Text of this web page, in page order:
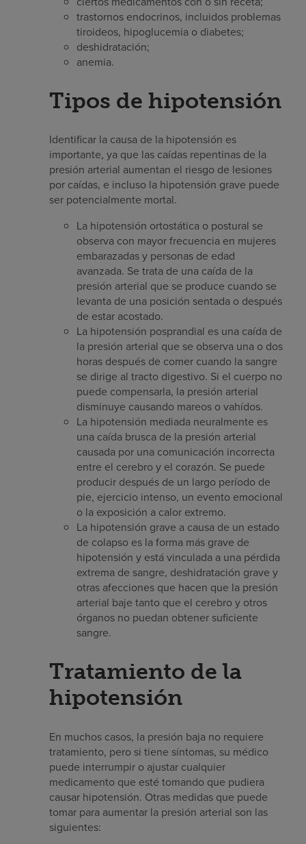
trastornos endocrinos, incluidos problemas
tiroideos, hipoglucemia o diabetes;
deshidratación;
anemia.
Tipos de hipotensión
Identificar la causa de la hipotensión es
importante, ya que las caídas repentinas de la
presión arterial aumentan el riesgo de lesiones
por caídas, e incluso la hipotensión grave puede
ser potencialmente mortal.
La hipotensión ortostática o postural se
observa con mayor frecuencia en mujeres
embarazadas y personas de edad
avanzada. Se trata de una caída de la
presión arterial que se produce cuando se
levanta de una posición sentada o después
de estar acostado.
La hipotensión posprandial es una caída de
la presión arterial que se observa una o dos
horas después de comer cuando la sangre
se dirige al tracto digestivo. Si el cuerpo no
puede compensarla, la presión arterial
disminuye causando mareos o vahídos.
La hipotensión mediada neuralmente es
una caída brusca de la presión arterial
causada por una comunicación incorrecta
entre el cerebro y el corazón. Se puede
producir después de un largo período de
pie, ejercicio intenso, un evento emocional
o la exposición a calor extremo.
La hipotensión grave a causa de un estado
de colapso es la forma más grave de
hipotensión y está vinculada a una pérdida
extrema de sangre, deshidratación grave y
otras afecciones que hacen que la presión
arterial baje tanto que el cerebro y otros
órganos no puedan obtener suficiente
sangre.
Tratamiento de la
hipotensión
En muchos casos, la presión baja no requiere
tratamiento, pero si tiene síntomas, su médico
puede interrumpir o ajustar cualquier
medicamento que esté tomando que pudiera
causar hipotensión. Otras medidas que puede
tomar para aumentar la presión arterial son las
siguientes: